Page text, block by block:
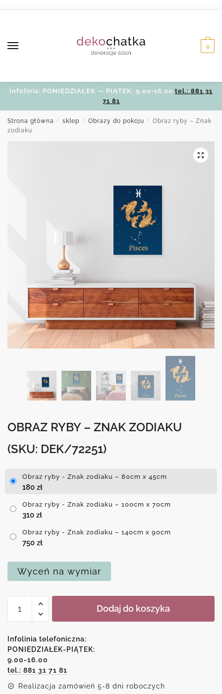
0
Infolinia: PONIEDZIAŁEK — PIĄTEK: 9.00-16.00 tel.: 881 31
71 81
Strona główna / sklep / Obrazy do pokoju / Obraz ryby – Znak
zodiaku
OBRAZ RYBY – ZNAK ZODIAKU
(SKU: DEK/72251)
Obraz ryby - Znak zodiaku – 80cm x 45cm
180 zł
Obraz ryby - Znak zodiaku – 100cm x 70cm
310 zł
Obraz ryby - Znak zodiaku – 140cm x 90cm
750 zł
Wyceń na wymiar
Obraz
-
Znak
zodiaku
Dodaj do koszyka
Infolinia telefoniczna:
PONIEDZIAŁEK-PIĄTEK:
9.00-16.00
tel.: 881 31 71 81
Realizacja zamówień 5-8 dni roboczych